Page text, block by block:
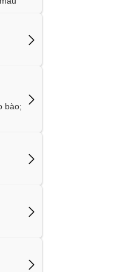
bào;